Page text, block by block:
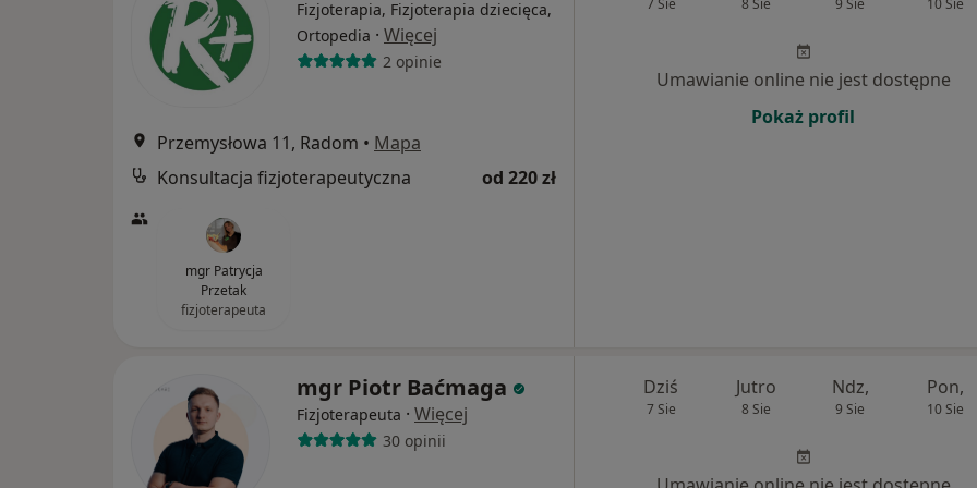
Fizjoterapia, Fizjoterapia dziecięca,
Ortopedia · Więcej
2 opinie
Przemysłowa 11, Radom • Mapa
Konsultacja fizjoterapeutyczna
od 220 zł
mgr Patrycja
Przetak
fizjoterapeuta
7 Sie 8 Sie 9 Sie 10 Sie
Umawianie online nie jest dostępne
Pokaż profil
mgr Piotr Baćmaga
Fizjoterapeuta · Więcej
30 opinii
Dziś
7 Sie
Jutro
8 Sie
Ndz,
9 Sie
Pon,
10 Sie